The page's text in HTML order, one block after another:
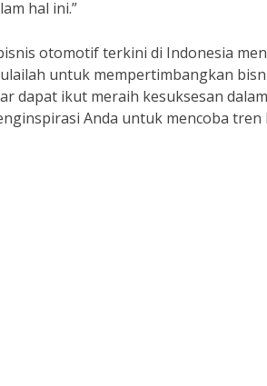
hal ini.”
otomotif terkini di Indonesia
untuk mempertimbangkan
dapat ikut meraih kesuksesan
Anda untuk mencoba